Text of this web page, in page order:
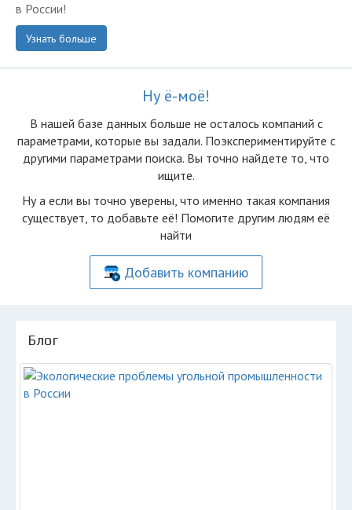
в России!
Узнать больше
Ну ё-моё!
В нашей базе данных больше не осталоcь компаний с
параметрами, которые вы задали. Поэкспериментируйте с
другими параметрами поиска. Вы точно найдете то, что
ищите.
Ну а если вы точно уверены, что именно такая компания
существует, то добавьте её! Помогите другим людям её
найти
Добавить компанию
Блог